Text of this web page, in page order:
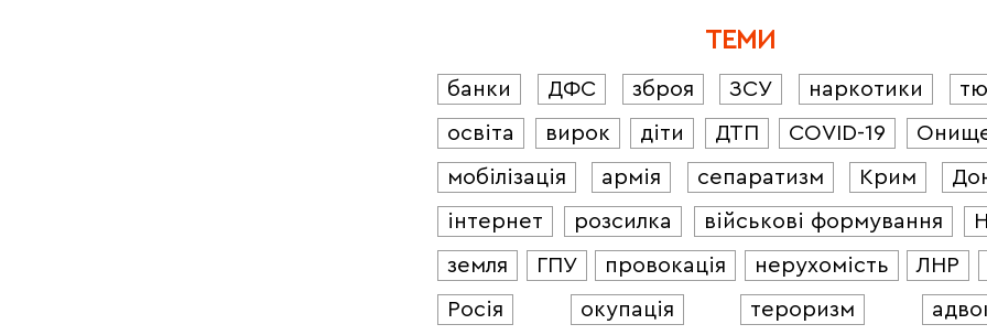
ТЕМИ
банки ДФС зброя ЗСУ наркотики
освіта
вирок діти ДТП COVID-19
мобілізація
армія сепаратизм Крим
інтернет
розсилка військові формування
земля
ГПУ провокація нерухомість
ЛНР
Росія
окупація тероризм